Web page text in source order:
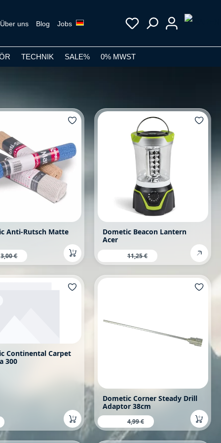
Über uns Blog Jobs
TECHNIK SALE% 0% MWST
Anti-Rutsch Matte
Regulärer Preis:
3,00 €
Dometic Beacon Lantern
Acer
Verkaufspreis:
Regulärer Preis:
11,25 €
Continental Carpet
300
Preis:
Dometic Corner Steady Drill
Adaptor 38cm
Verkaufspreis:
Regulärer Preis:
4,99 €